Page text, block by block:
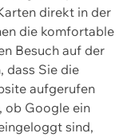
direkt in der
die komfortable
Besuch auf der
dass Sie die
aufgerufen
ob Google ein
sind,